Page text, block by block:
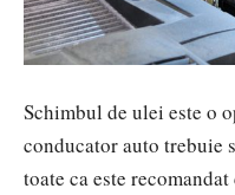
Schimbul de ulei este o
conducator auto trebuie
toate ca este